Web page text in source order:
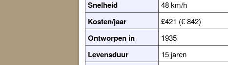
Snelheid 48 km/h
Kosten/jaar £421 (€ 842)
Ontworpen in 1935
Levensduur 15 jaren